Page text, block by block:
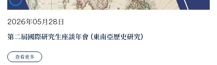
2026年05月28日
第二屆國際研究生座談年會 (東南亞歷史研究)
查看更多